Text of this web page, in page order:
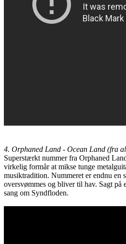
4. Orphaned Land - Ocean Land (fra
Superstærkt nummer fra Orphaned
virkelig formår at mikse tunge
musiktradition. Nummeret er endnu en
oversvømmes og bliver til hav. Sagt på
sang om Syndfloden.